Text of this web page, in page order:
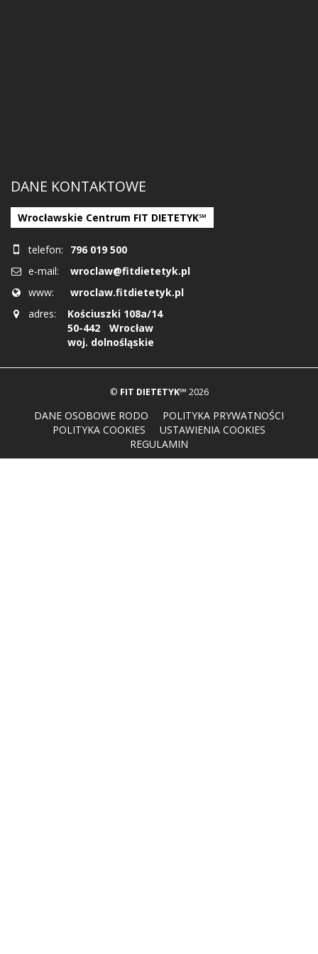
DANE KONTAKTOWE
Wrocławskie Centrum FIT DIETETYK℠
telefon:
796 019 500
e-mail:
wroclaw@fitdietetyk.pl
www:
wroclaw.fitdietetyk.pl
adres:
Kościuszki 108a/14
50-442
Wrocław
woj. dolnośląskie
© FIT DIETETYK℠ 2026
DANE OSOBOWE RODO
POLITYKA PRYWATNOŚCI
POLITYKA COOKIES
USTAWIENIA COOKIES
REGULAMIN